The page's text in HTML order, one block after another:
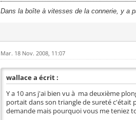
Dans la boîte à vitesses de la connerie, y a
Mar. 18 Nov. 2008, 11:07
wallace a écrit :
Y a 10 ans j'ai bien vu à ma deuxième
portait dans son triangle de sureté c'était
demande mais pourquoi vous me teniez